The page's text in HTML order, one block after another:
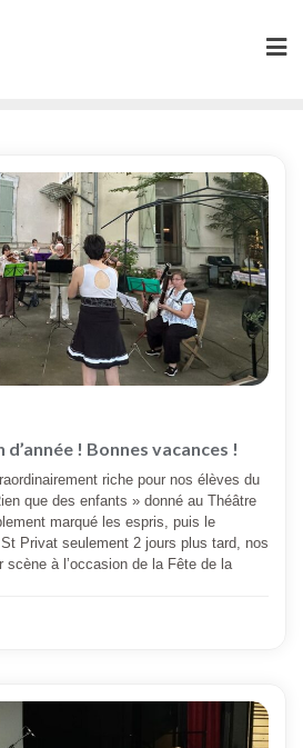
! Bonnes vacances !
riche pour nos élèves du
que des enfants » donné au Théâtre
marqué les espris, puis le
Privat seulement 2 jours plus tard, nos
à l’occasion de la Fête de la